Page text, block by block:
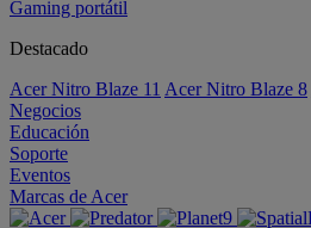
Gaming portátil
Destacado
Acer Nitro Blaze 11 Acer Nitro Blaze 8
Negocios
Educación
Soporte
Eventos
Marcas de Acer